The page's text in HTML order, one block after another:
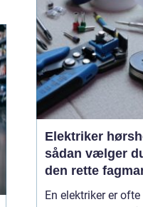
vælger at komme
Særligt i en
som København
målrettet ...
Elektriker
sådan vælger
den rette
En elektriker er